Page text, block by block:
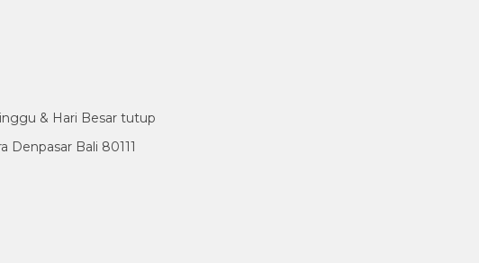
& Hari Besar tutup
Denpasar Bali 80111